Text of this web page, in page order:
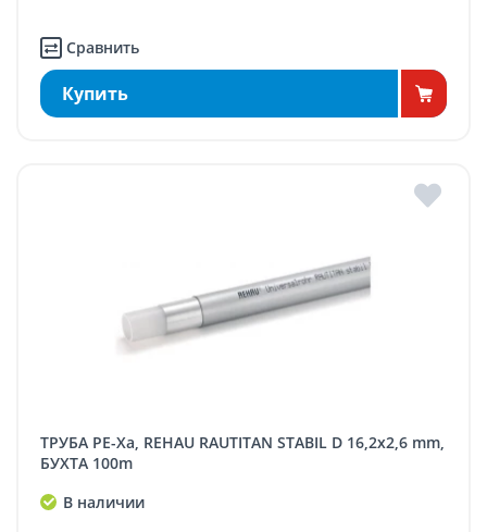
Сравнить
Купить
ТРУБА PE-Xa, REHAU RAUTITAN STABIL D 16,2x2,6 mm,
БУХТА 100m
В наличии